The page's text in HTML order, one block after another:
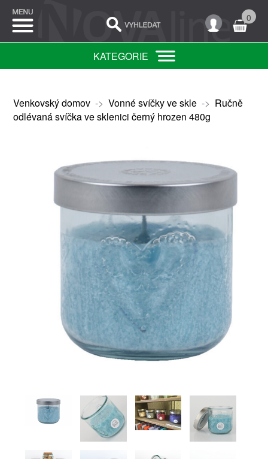
0
KATEGORIE
Venkovský domov-> Vonné svíčky ve skle-> Ručně
odlévaná svíčka ve sklenici černý hrozen 480g